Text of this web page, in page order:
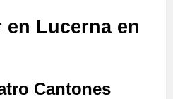
en Lucerna en
Cantones